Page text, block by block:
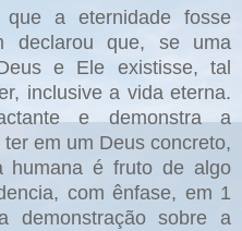
que a eternidade fosse
declarou que, se uma
e Ele existisse, tal
inclusive a vida eterna.
e demonstra a
em um Deus concreto,
humana é fruto de algo
com ênfase, em 1
demonstração sobre a